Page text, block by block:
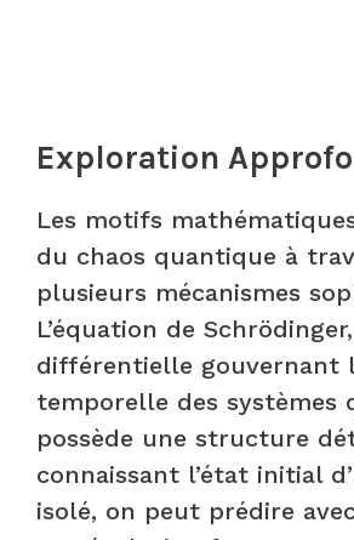
Exploration
Les motifs
du chaos quantique à
plusieurs mécanismes
L’équation de
différentielle gouvernant
temporelle des systèmes
possède une structure
connaissant l’état initial
isolé, on peut prédire